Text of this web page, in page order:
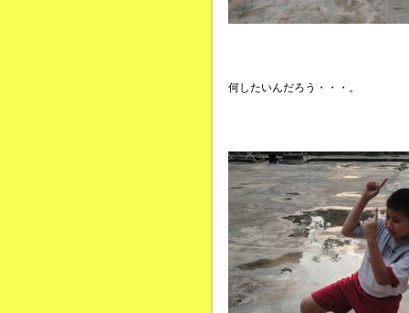
何したいんだろう・・・。